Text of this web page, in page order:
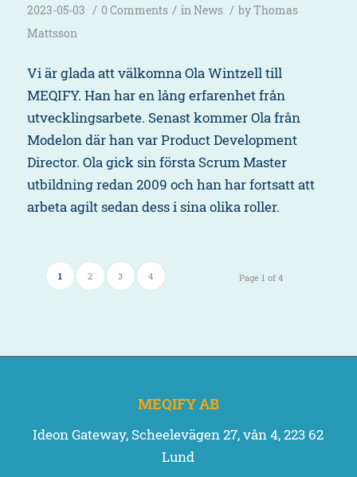
2023-05-03 / 0 Comments / in News / byThomas
Mattsson
Vi är glada att välkomna Ola Wintzell till
MEQIFY. Han har en lång erfarenhet från
utvecklingsarbete. Senast kommer Ola från
Modelon där han var Product Development
Director. Ola gick sin första Scrum Master
utbildning redan 2009 och han har fortsatt att
arbeta agilt sedan dess i sina olika roller.
Page 1 of 4
1 2 3 4
MEQIFY AB
Ideon Gateway, Scheelevägen 27, vån 4, 223 62
Lund